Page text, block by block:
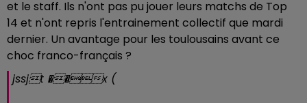
et le staff. Ils n'ont pas pu jouer leurs matchs de Top
14 et n'ont repris l'entrainement collectif que mardi
dernier. Un avantage pour les toulousains avant ce
choc franco-français ?
jssjt ��x (